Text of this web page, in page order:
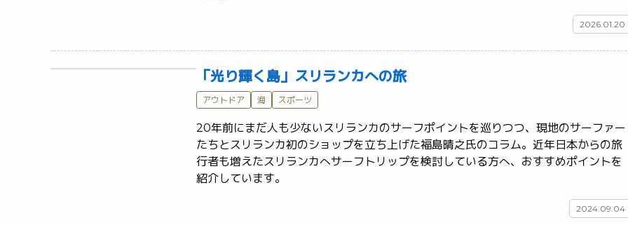
2026.01.20
「光り輝く島」スリランカへの旅
アウトドア 海 スポーツ
20年前にまだ人も少ないスリランカのサーフポイントを巡りつつ、現地のサーファー
たちとスリランカ初のショップを立ち上げた福島晴之氏のコラム。近年日本からの旅
行者も増えたスリランカへサーフトリップを検討している方へ、おすすめポイントを
2024.09.04